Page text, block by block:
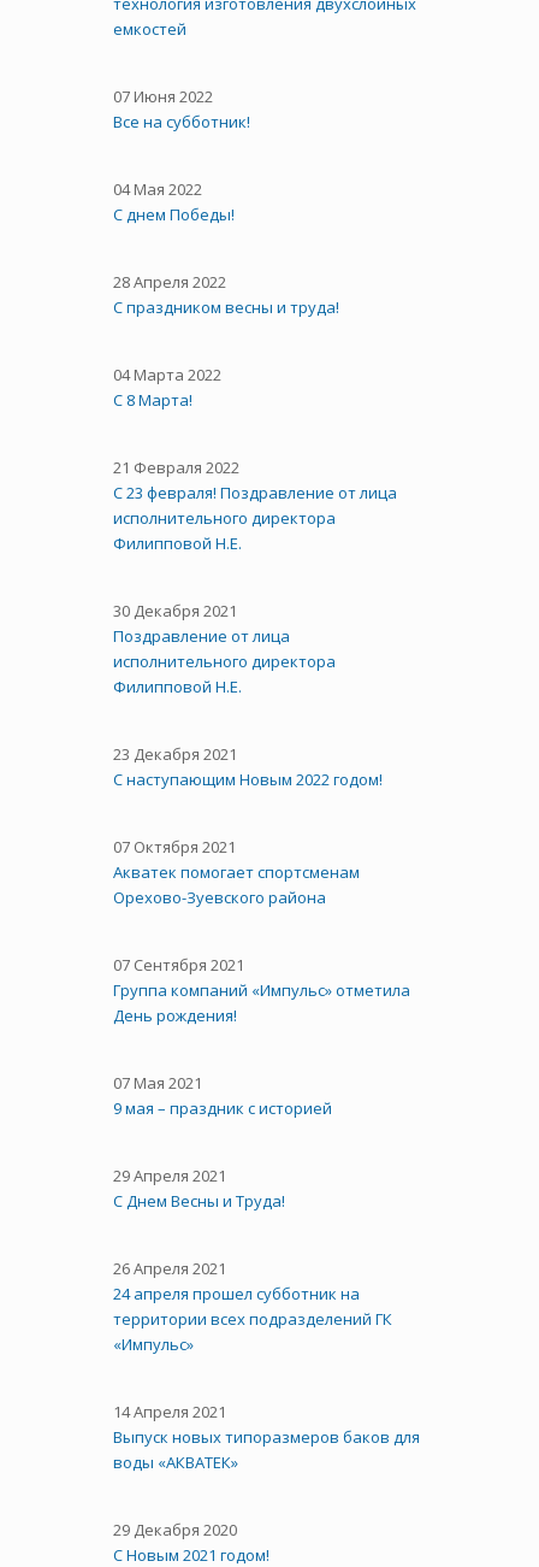
емкостей
07 Июня 2022
Все на субботник!
04 Мая 2022
С днем Победы!
28 Апреля 2022
С праздником весны и труда!
04 Марта 2022
С 8 Марта!
21 Февраля 2022
С 23 февраля! Поздравление от лица
исполнительного директора
Филипповой Н.Е.
30 Декабря 2021
Поздравление от лица
исполнительного директора
Филипповой Н.Е.
23 Декабря 2021
С наступающим Новым 2022 годом!
07 Октября 2021
Акватек помогает спортсменам
Орехово-Зуевского района
07 Сентября 2021
Группа компаний «Импульс» отметила
День рождения!
07 Мая 2021
9 мая – праздник с историей
29 Апреля 2021
C Днем Весны и Труда!
26 Апреля 2021
24 апреля прошел субботник на
территории всех подразделений ГК
«Импульс»
14 Апреля 2021
Выпуск новых типоразмеров баков для
воды «АКВАТЕК»
29 Декабря 2020
С Новым 2021 годом!